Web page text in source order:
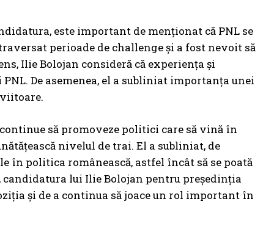
este important de menționat că PNL se
perioade de challenge și a fost nevoit să
Ilie Bolojan consideră că experiența și
De asemenea, el a subliniat importanța unei
să promoveze politici care să vină în
nivelul de trai. El a subliniat, de
în politica românească, astfel încât să se poată
lui Ilie Bolojan pentru președinția
și de a continua să joace un rol important în